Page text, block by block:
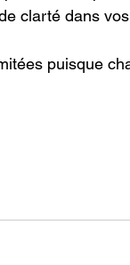
clarté dans
puisque